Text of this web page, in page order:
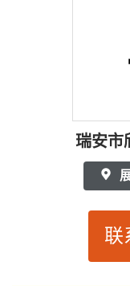
瑞安市
联